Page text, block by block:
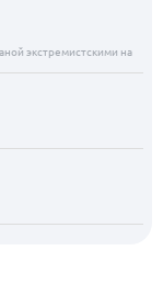
экстремистскими на